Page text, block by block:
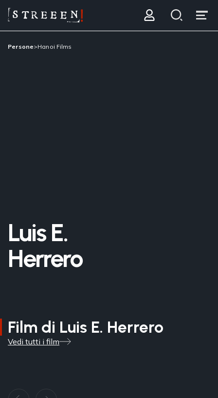
Persone>Hanoi Films
Luis E.
Herrero
Film di Luis E. Herrero
Vedi tutti i film